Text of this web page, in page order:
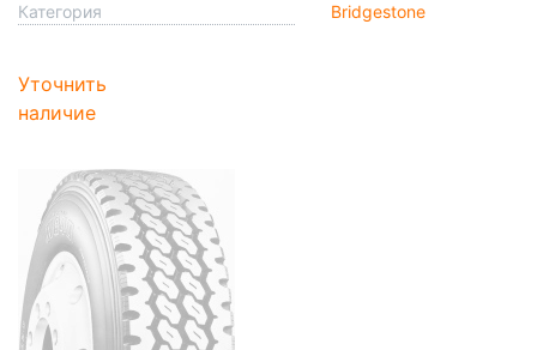
Категория
Bridgestone
Уточнить
наличие